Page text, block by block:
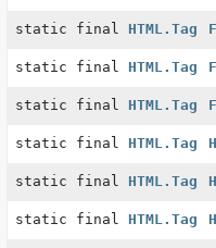
static final HTML.Tag
static final HTML.Tag
static final HTML.Tag
static final HTML.Tag
static final HTML.Tag
static final HTML.Tag